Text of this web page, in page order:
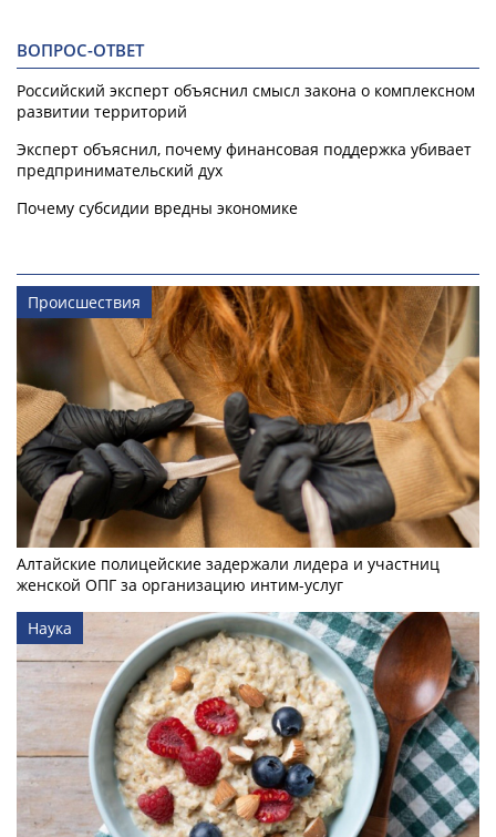
ВОПРОС-ОТВЕТ
Российский эксперт объяснил смысл закона о комплексном
развитии территорий
Эксперт объяснил, почему финансовая поддержка убивает
предпринимательский дух
Почему субсидии вредны экономике
Происшествия
Алтайские полицейские задержали лидера и участниц
женской ОПГ за организацию интим-услуг
Наука